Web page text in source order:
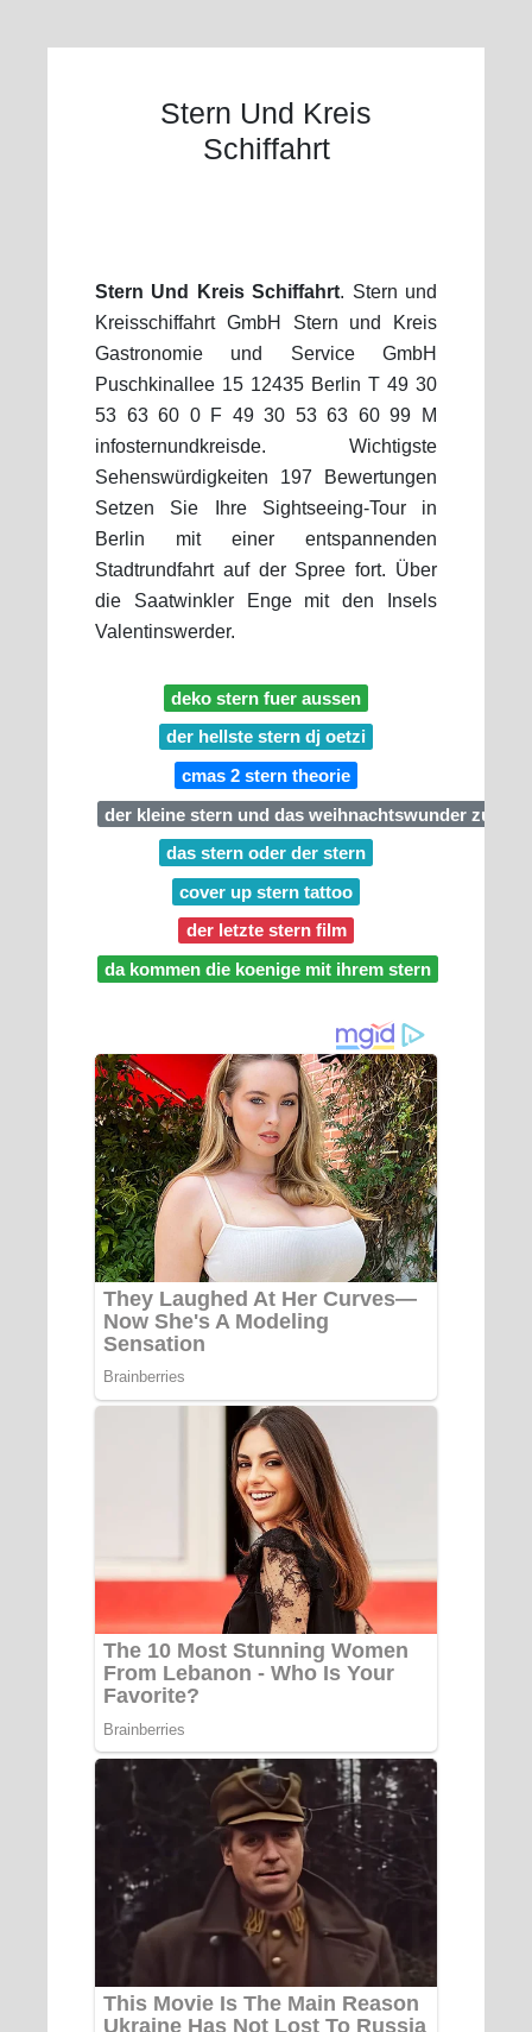
Stern Und Kreis
Schiffahrt
Stern Und Kreis Schiffahrt. Stern und
Kreisschiffahrt GmbH Stern und Kreis
Gastronomie und Service GmbH
Puschkinallee 15 12435 Berlin T 49 30
53 63 60 0 F 49 30 53 63 60 99 M
infosternundkreisde. Wichtigste
Sehenswürdigkeiten 197 Bewertungen
Setzen Sie Ihre Sightseeing-Tour in
Berlin mit einer entspannenden
Stadtrundfahrt auf der Spree fort. Über
die Saatwinkler Enge mit den Insels
Valentinswerder.
deko stern fuer aussen
der hellste stern dj oetzi
cmas 2 stern theorie
der kleine stern und das weihnachtswunder zum
das stern oder der stern
cover up stern tattoo
der letzte stern film
da kommen die koenige mit ihrem stern